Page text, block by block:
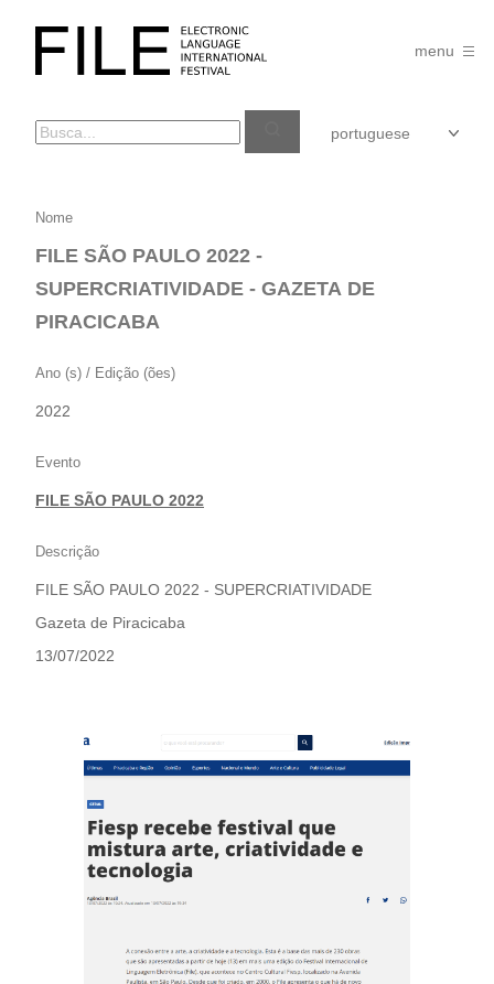
FILE
FESTIVAL
menu
FILE
SÃO
PAULO
2022
–
SUPERCRIATIVIDADE
GAZETA
DE
Nome
FILE SÃO PAULO 2022 -
SUPERCRIATIVIDADE - GAZETA DE
PIRACICABA
Ano (s) / Edição (ões)
2022
Evento
FILE SÃO PAULO 2022
Descrição
FILE SÃO PAULO 2022 - SUPERCRIATIVIDADE
Gazeta de Piracicaba
13/07/2022